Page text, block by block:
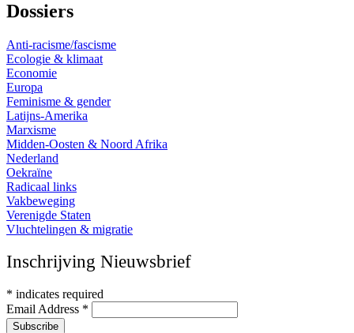
Dossiers
Anti-racisme/fascisme
Ecologie & klimaat
Economie
Europa
Feminisme & gender
Latijns-Amerika
Marxisme
Midden-Oosten & Noord Afrika
Nederland
Oekraïne
Radicaal links
Vakbeweging
Verenigde Staten
Vluchtelingen & migratie
Inschrijving Nieuwsbrief
* indicates required
Email Address *